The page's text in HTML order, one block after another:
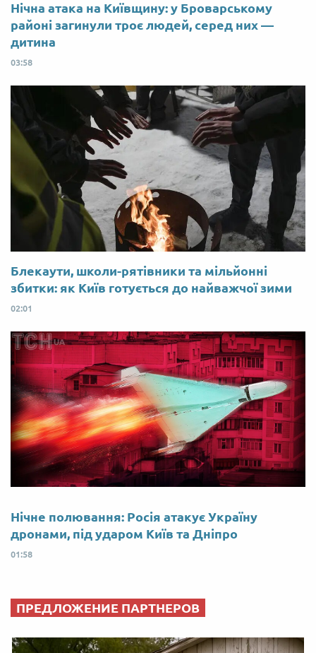
Нічна атака на Київщину: у Броварському
районі загинули троє людей, серед них —
дитина
03:58
Блекаути, школи-рятівники та мільйонні
збитки: як Київ готується до найважчої зими
02:01
Нічне полювання: Росія атакує Україну
дронами, під ударом Київ та Дніпро
01:58
ПРЕДЛОЖЕНИЕ ПАРТНЕРОВ